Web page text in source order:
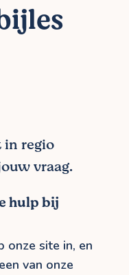
in regio
vraag.
hulp bij
onze site in, en
van onze